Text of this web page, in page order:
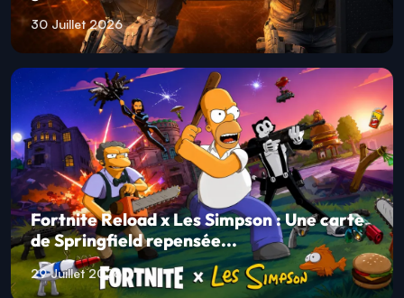
30 Juillet 2026
Fortnite Reload x Les Simpson : Une carte
de Springfield repensée...
29 Juillet 2026